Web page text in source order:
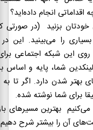
انجام داده‌اید؟
بزنید (در صورتی
را می‌بینید. این
این شبکه اجتماعی
شما، پایه و
شدن دارد. اگر تا به
برای شما نوشته شده.
بهترین مسیرهای
آن را بیشتر شرح